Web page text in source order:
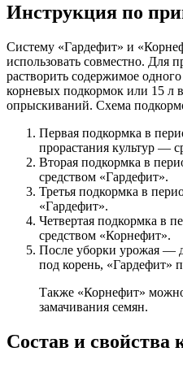
Инструкция по
Систему «Гардефит» и
использовать совместно. Для
растворить содержимое
корневых подкормок или 15 л
опрыскиваний. Схема
Первая подкормка в
прорастания культур —
Вторая подкормка в
средством «Гардефит».
Третья подкормка в
«Гардефит».
Четвертая подкормка в
средством «Корнефит».
После уборки урожая —
под корень, «Гардефит»
Также «Корнефит»
замачивания семян.
Состав и свойства